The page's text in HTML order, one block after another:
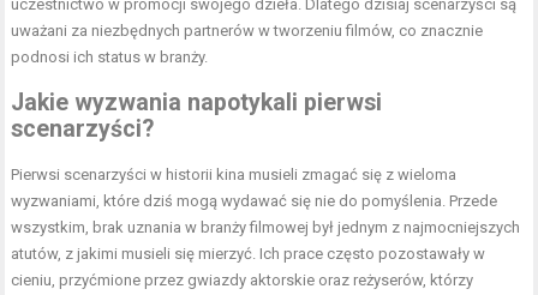
uczestnictwo w promocji swojego dzieła. Dlatego dzisiaj scenarzyści są
uważani za niezbędnych partnerów w tworzeniu filmów, co znacznie
podnosi ich status w branży.
Jakie wyzwania napotykali pierwsi
scenarzyści?
Pierwsi scenarzyści w historii kina musieli zmagać się z wieloma
wyzwaniami, które dziś mogą wydawać się nie do pomyślenia. Przede
wszystkim, brak uznania w branży filmowej był jednym z najmocniejszych
atutów, z jakimi musieli się mierzyć. Ich prace często pozostawały w
cieniu, przyćmione przez gwiazdy aktorskie oraz reżyserów, którzy